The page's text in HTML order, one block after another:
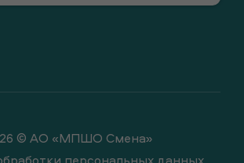
© АО «МПШО Смена»